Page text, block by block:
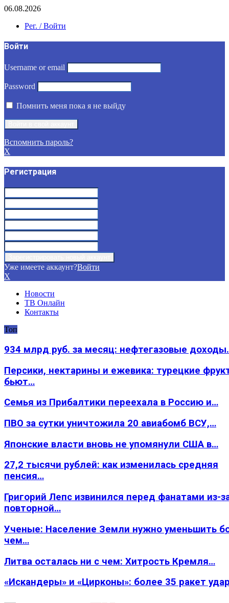
06.08.2026
Рег. / Войти
Войти
Username or email
Password
Помнить меня пока я не выйду
Вспомнить пароль?
X
Регистрация
Уже имеете аккаунт?Войти
X
Новости
ТВ Онлайн
Контакты
Топ
934 млрд руб. за месяц: нефтегазовые
Персики, нектарины и ежевика: турецкие
бьют…
Семья из Прибалтики переехала в Россию и…
ПВО за сутки уничтожила 20 авиабомб ВСУ,…
Японские власти вновь не упомянули США в…
27,2 тысячи рублей: как изменилась средняя
пенсия…
Григорий Лепс извинился перед фанатами из-
повторной…
Ученые: Население Земли нужно уменьшить
чем…
Литва осталась ни с чем: Хитрость Кремля…
«Искандеры» и «Цирконы»: более 35 ракет